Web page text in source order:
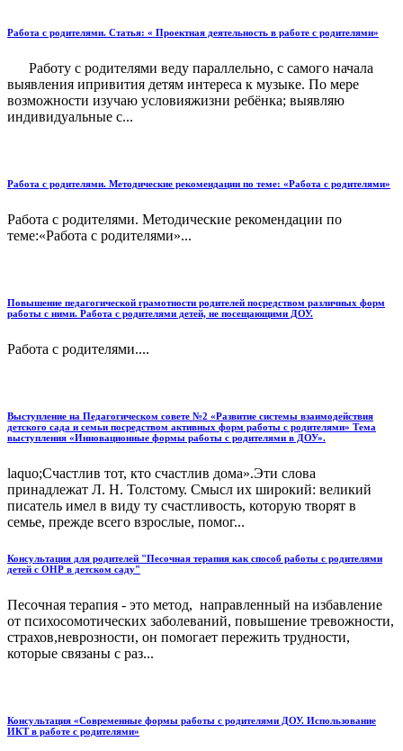
Работа с родителями. Статья: « Проектная деятельность в работе с родителями»
Работу с родителями веду параллельно, с самого начала
выявления ипривития детям интереса к музыке. По мере
возможности изучаю условияжизни ребёнка; выявляю
индивидуальные с...
Работа с родителями. Методические рекомендации по теме: «Работа с родителями»
Работа с родителями. Методические рекомендации по
теме:«Работа с родителями»...
Повышение педагогической грамотности родителей посредством различных форм
работы с ними. Работа с родителями детей, не посещающими ДОУ.
Работа с родителями....
Выступление на Педагогическом совете №2 «Развитие системы взаимодействия
детского сада и семьи посредством активных форм работы с родителями» Тема
выступления «Инновационные формы работы с родителями в ДОУ».
laquo;Счастлив тот, кто счастлив дома».Эти слова
принадлежат Л. Н. Толстому. Смысл их широкий: великий
писатель имел в виду ту счастливость, которую творят в
семье, прежде всего взрослые, помог...
Консультация для родителей "Песочная терапия как способ работы с родителями
детей с ОНР в детском саду"
Песочная терапия - это метод, направленный на избавление
от психосомотических заболеваний, повышение тревожности,
страхов,неврозности, он помогает пережить трудности,
которые связаны с раз...
Консультация «Современные формы работы с родителями ДОУ. Использование
ИКТ в работе с родителями»